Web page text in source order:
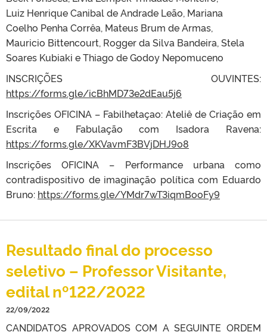
Luiz Henrique Canibal de Andrade Leão, Mariana
Coelho Penha Corrêa, Mateus Brum de Armas,
Mauricio Bittencourt, Rogger da Silva Bandeira, Stela
Soares Kubiaki e Thiago de Godoy Nepomuceno
INSCRIÇÕES OUVINTES:
https://forms.gle/icBhMD73e2dEau5j6
Inscrições OFICINA – Fabilhetaçao: Ateliê de Criação em
Escrita e Fabulação com Isadora Ravena:
https://forms.gle/XKVavmF3BVjDHJ9o8
Inscrições OFICINA – Performance urbana como
contradispositivo de imaginação política com Eduardo
Bruno: https://forms.gle/YMdr7wT3iqmBooFy9
Resultado final do processo
seletivo – Professor Visitante,
edital nº122/2022
22/09/2022
CANDIDATOS APROVADOS COM A SEGUINTE ORDEM